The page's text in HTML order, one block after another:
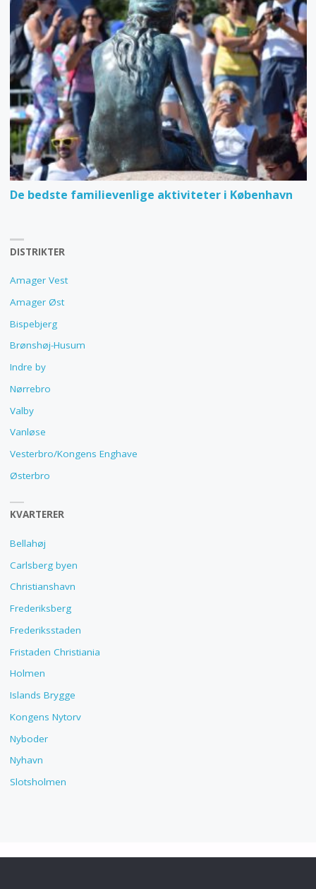
De bedste familievenlige aktiviteter i København
DISTRIKTER
Amager Vest
Amager Øst
Bispebjerg
Brønshøj-Husum
Indre by
Nørrebro
Valby
Vanløse
Vesterbro/Kongens Enghave
Østerbro
KVARTERER
Bellahøj
Carlsberg byen
Christianshavn
Frederiksberg
Frederiksstaden
Fristaden Christiania
Holmen
Islands Brygge
Kongens Nytorv
Nyboder
Nyhavn
Slotsholmen